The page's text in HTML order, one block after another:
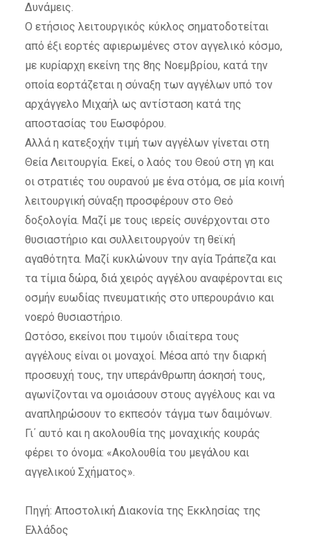
Δυνάμεις.
Ο ετήσιος λειτουργικός κύκλος σηματοδοτείται
από έξι εορτές αφιερωμένες στον αγγελικό κόσμο,
με κυρίαρχη εκείνη της 8ης Νοεμβρίου, κατά την
οποία εορτάζεται η σύναξη των αγγέλων υπό τον
αρχάγγελο Μιχαήλ ως αντίσταση κατά της
αποστασίας του Εωσφόρου.
Αλλά η κατεξοχήν τιμή των αγγέλων γίνεται στη
Θεία Λειτουργία. Εκεί, ο λαός του Θεού στη γη και
οι στρατιές του ουρανού με ένα στόμα, σε μία κοινή
λειτουργική σύναξη προσφέρουν στο Θεό
δοξολογία. Μαζί με τους ιερείς συνέρχονται στο
θυσιαστήριο και συλλειτουργούν τη θεϊκή
αγαθότητα. Μαζί κυκλώνουν την αγία Τράπεζα και
τα τίμια δώρα, διά χειρός αγγέλου αναφέρονται εις
οσμήν ευωδίας πνευματικής στο υπερουράνιο και
νοερό θυσιαστήριο.
Ωστόσο, εκείνοι που τιμούν ιδιαίτερα τους
αγγέλους είναι οι μοναχοί. Μέσα από την διαρκή
προσευχή τους, την υπεράνθρωπη άσκησή τους,
αγωνίζονται να ομοιάσουν στους αγγέλους και να
αναπληρώσουν το εκπεσόν τάγμα των δαιμόνων.
Γι΄ αυτό και η ακολουθία της μοναχικής κουράς
φέρει το όνομα: «Ακολουθία του μεγάλου και
αγγελικού Σχήματος».
Πηγή: Αποστολική Διακονία της Εκκλησίας της
Ελλάδος